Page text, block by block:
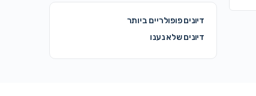
דיונים פופולריים ביותר
דיונים שלא נענו